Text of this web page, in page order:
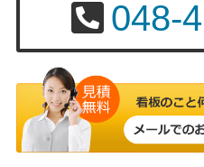
048-